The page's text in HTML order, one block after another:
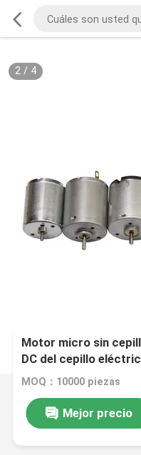
2/ 4
Motor micro sin
DC del cepillo
electrodomésticos
MOQ：10000 piezas
Mejor precio